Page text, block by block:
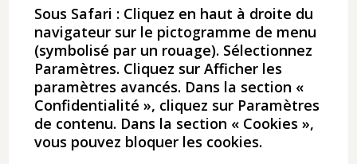
Sous Safari : Cliquez en haut à droite du
navigateur sur le pictogramme de menu
(symbolisé par un rouage). Sélectionnez
Paramètres. Cliquez sur Afficher les
paramètres avancés. Dans la section «
Confidentialité », cliquez sur Paramètres
de contenu. Dans la section « Cookies »,
vous pouvez bloquer les cookies.